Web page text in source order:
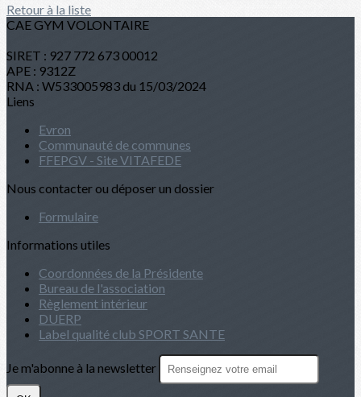
Retour à la liste
CAE GYM VOLONTAIRE
SIRET : 927 772 673 00012
APE : 9312Z
RNA : W533005983 du 15/03/2024
Liens
Evron
Communauté de communes
FFEPGV - Site VITAFEDE
Nous contacter ou déposer un dossier
Formulaire
Informations utiles
Coordonnées de la Présidente
Bureau de l'association
Règlement intérieur
DUERP
Label qualité club SPORT SANTE
Je m'abonne à la newsletter